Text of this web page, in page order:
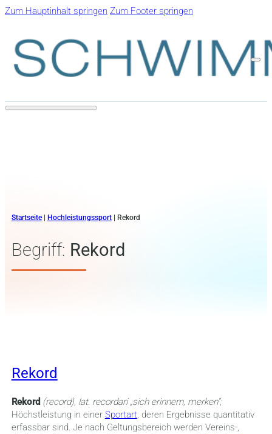
Zum Hauptinhalt springen Zum Footer springen
Startseite| Hochleistungssport| Rekord
Begriff: Rekord
Rekord
Rekord (record), lat. recordari „sich erinnern, merken“;
Höchstleistung in einer Sportart, deren Ergebnisse quantitativ
erfassbar sind. Je nach Geltungsbereich werden Vereins-,